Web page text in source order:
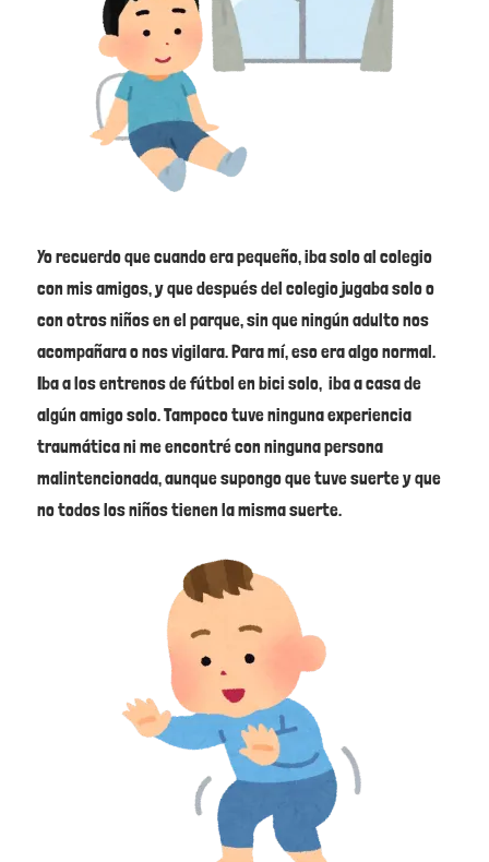
Yo recuerdo que cuando era pequeño, iba solo al colegio
con mis amigos, y que después del colegio jugaba solo o
con otros niños en el parque, sin que ningún adulto nos
acompañara o nos vigilara. Para mí, eso era algo normal.
Iba a los entrenos de fútbol en bici solo, iba a casa de
algún amigo solo. Tampoco tuve ninguna experiencia
traumática ni me encontré con ninguna persona
malintencionada, aunque supongo que tuve suerte y que
no todos los niños tienen la misma suerte.